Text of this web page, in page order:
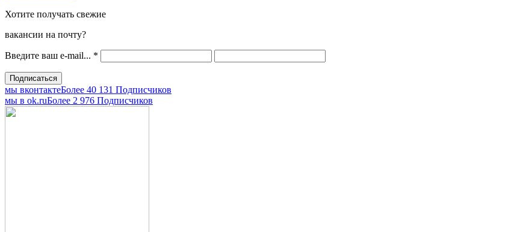
Хотите получать свежие
вакансии на почту?
Введите ваш e-mail... *
мы вконтактеБолее 40 131 Подписчиков
мы в оk.ruБолее 2 976 Подписчиков